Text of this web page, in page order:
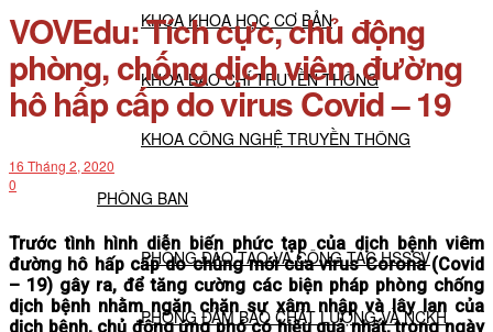
KHOA KHOA HỌC CƠ BẢN
KHOA BÁO CHÍ TRUYỀN THÔNG
KHOA CÔNG NGHỆ TRUYỀN THÔNG
PHÒNG BAN
PHÒNG ĐÀO TẠO VÀ CÔNG TÁC HSSSV
PHÒNG ĐẢM BẢO CHẤT LƯỢNG VÀ NCKH
VOVEdu: Tích cực, chủ động
phòng, chống dịch viêm đường
hô hấp cấp do virus Covid – 19
16 Tháng 2, 2020
0
Trước tình hình diễn biến phức tạp của dịch bệnh viêm
đường hô hấp cấp do chủng mới của virus Corona (Covid
– 19) gây ra, để tăng cường các biện pháp phòng chống
dịch bệnh nhằm ngăn chặn sự xâm nhập và lây lan của
dịch bệnh, chủ động ứng phó có hiệu quả nhất, trong ngày